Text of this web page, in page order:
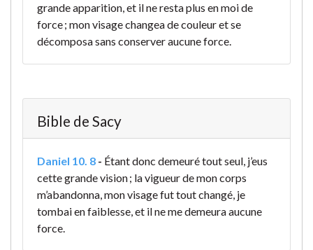
grande apparition, et il ne resta plus en moi de
force ; mon visage changea de couleur et se
décomposa sans conserver aucune force.
Bible de Sacy
Daniel 10. 8 - Étant donc demeuré tout seul, j’eus
cette grande vision ; la vigueur de mon corps
m’abandonna, mon visage fut tout changé, je
tombai en faiblesse, et il ne me demeura aucune
force.